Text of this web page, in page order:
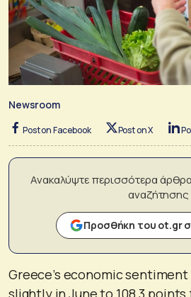
Newsroom
Post on Facebook Post on X
Ανακαλύψτε περισσότερα
αναζήτησης
Προσθήκη του ot.gr
Greece’s economic
slightly in June to 108.3 points